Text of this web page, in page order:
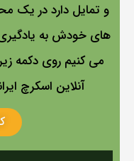
و تمایل دارد در یک
های خودش به یادگیری
می کنیم روی دکمه
آنلاین اسکرچ